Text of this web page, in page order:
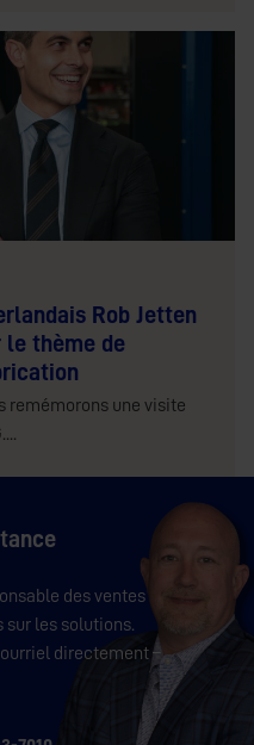
Rob Jetten
le thème de
remémorons une visite
des ventes
sur les solutions.
directement –